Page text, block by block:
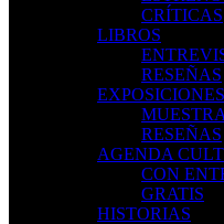
CRÍTICAS
LIBROS
RESEÑAS
EXPOSICIONES
RESEÑAS
AGENDA
CON
GRATIS
HISTORIAS